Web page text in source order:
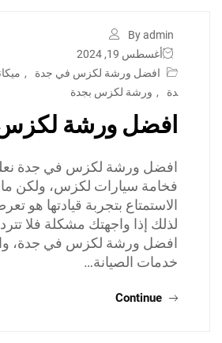
By admin
أغسطس 19, 2024
افضل ورشة لكزس في جدة
,
دة
, ورشة لكزس بجدة
افضل ورشة
افضل ورشة لكزس في جدة
فخامة سيارات لكزس، ولكن
الاستمتاع بتجربة قيادتها هو
لذلك إذا واجهتك مشكلة فلا
افضل ورشة لكزس في جدة،
خدمات الصيانة…
Continue